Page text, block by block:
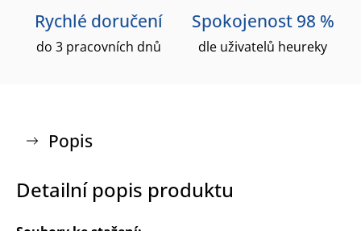
Rychlé doručení
do 3 pracovních dnů
Spokojenost 98 %
dle uživatelů heureky
Popis
Detailní popis produktu